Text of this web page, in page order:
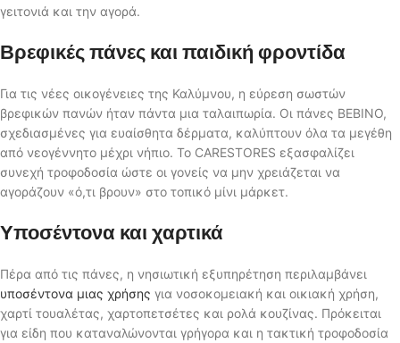
γειτονιά και την αγορά.
Βρεφικές πάνες και παιδική φροντίδα
Για τις νέες οικογένειες της Καλύμνου, η εύρεση σωστών
βρεφικών πανών ήταν πάντα μια ταλαιπωρία. Οι πάνες BEBINO,
σχεδιασμένες για ευαίσθητα δέρματα, καλύπτουν όλα τα μεγέθη
από νεογέννητο μέχρι νήπιο. Το CARESTORES εξασφαλίζει
συνεχή τροφοδοσία ώστε οι γονείς να μην χρειάζεται να
αγοράζουν «ό,τι βρουν» στο τοπικό μίνι μάρκετ.
Υποσέντονα και χαρτικά
Πέρα από τις πάνες, η νησιωτική εξυπηρέτηση περιλαμβάνει
υποσέντονα μιας χρήσης για νοσοκομειακή και οικιακή χρήση,
χαρτί τουαλέτας, χαρτοπετσέτες και ρολά κουζίνας. Πρόκειται
για είδη που καταναλώνονται γρήγορα και η τακτική τροφοδοσία